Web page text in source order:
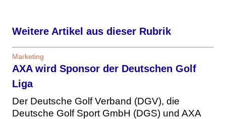
Weitere Artikel aus dieser Rubrik
Marketing
AXA wird Sponsor der Deutschen Golf
Liga
Der Deutsche Golf Verband (DGV), die
Deutsche Golf Sport GmbH (DGS) und AXA